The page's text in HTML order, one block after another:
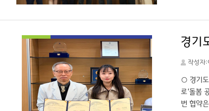
지역 내
임의료
루어질
안에 대
경기
작성자:
○ 경기도
로‘돌봄
번 협약